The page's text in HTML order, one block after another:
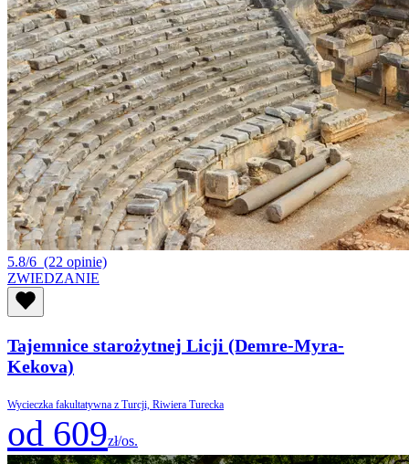
5.8/6 (22 opinie)
ZWIEDZANIE
Tajemnice starożytnej Licji (Demre-Myra-
Kekova)
Wycieczka fakultatywna z Turcji, Riwiera Turecka
od 609zł/os.